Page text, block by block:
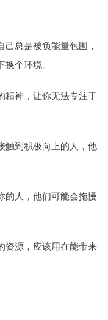
总是被负能量包围，
个环境。
精神，让你无法专注于
触到积极向上的人，他
的人，他们可能会拖慢
资源，应该用在能带来